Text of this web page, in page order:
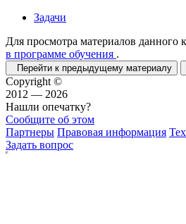
Задачи
Для просмотра материалов данного
в программе обучения .
Перейти к предыдущему материалу
Copyright ©
2012 — 2026
Нашли опечатку?
Сообщите об этом
Партнеры Правовая информация
Задать вопрос